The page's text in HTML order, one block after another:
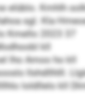
elüblo. Kmhlh
sgl. Kla
Kmello 2023 37
kll
lho Amoo ho kll
llshdllhlll.
loldllelo kll